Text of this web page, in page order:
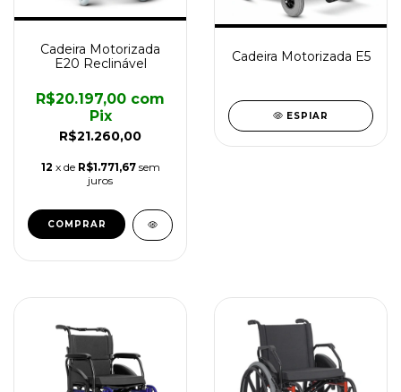
Cadeira Motorizada
E20 Reclinável
R$21.260,00
R$20.197,00 com
Pix
12 x de R$1.771,67 sem
juros
Cadeira Motorizada E5
ESPIAR